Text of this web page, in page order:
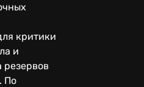
критики
и
резервов
По